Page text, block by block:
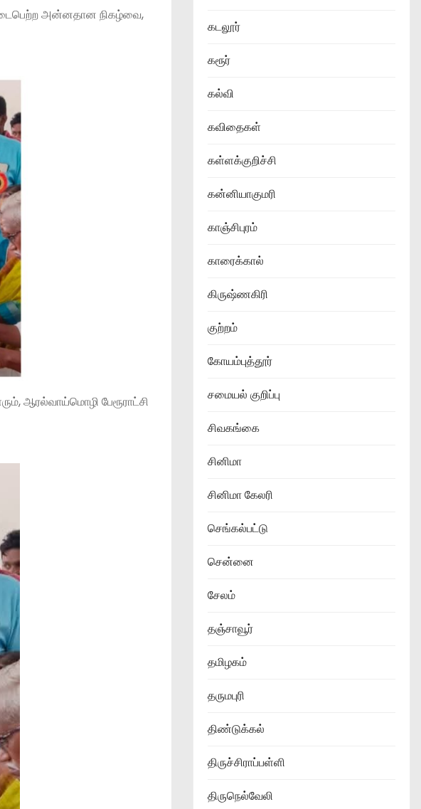
அன்னதான நிகழ்வை,
ஆரல்வாய்மொழி பேரூராட்சி
கடலூர்
கரூர்
கல்வி
கவிதைகள்
கள்ளக்குறிச்சி
கன்னியாகுமரி
காஞ்சிபுரம்
காரைக்கால்
கிருஷ்ணகிரி
குற்றம்
கோயம்புத்தூர்
சமையல் குறிப்பு
சிவகங்கை
சினிமா
சினிமா கேலரி
செங்கல்பட்டு
சென்னை
சேலம்
தஞ்சாவூர்
தமிழகம்
தருமபுரி
திண்டுக்கல்
திருச்சிராப்பள்ளி
திருநெல்வேலி